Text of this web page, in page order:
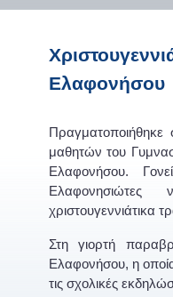
Ελαφονήσου
Πραγματοποιήθηκε
μαθητών του
Ελαφονήσου.
χριστουγεννιάτικα
Στη γιορτή
Ελαφονήσου, η οποία
τις σχολικές